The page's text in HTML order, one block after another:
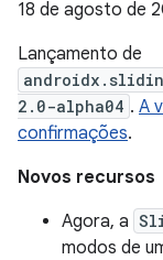
18 de agosto de
Lançamento de
2.0-alpha04 . A
confirmações.
Novos recursos
Agora, a
modos de